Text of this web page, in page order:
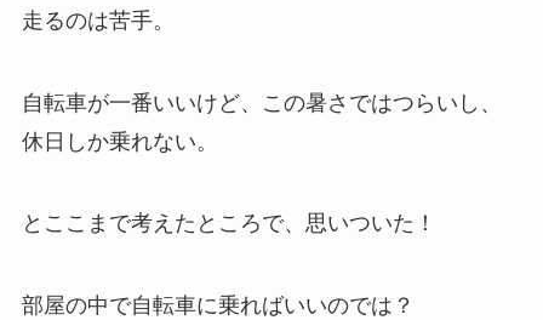
走るのは苦手。
自転車が一番いいけど、この暑さではつらいし、
休日しか乗れない。
とここまで考えたところで、思いついた！
部屋の中で自転車に乗ればいいのでは？